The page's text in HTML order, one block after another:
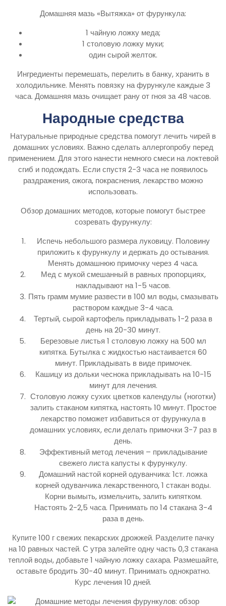
Домашняя мазь «Вытяжка» от фурункула:
1 чайную ложку меда;
1 столовую ложку муки;
один сырой желток.
Ингредиенты перемешать, перелить в банку, хранить в
холодильнике. Менять повязку на фурункуле каждые 3
часа. Домашняя мазь очищает рану от гноя за 48 часов.
Народные средства
Натуральные природные средства помогут лечить чирей в
домашних условиях. Важно сделать аллергопробу перед
применением. Для этого нанести немного смеси на локтевой
сгиб и подождать. Если спустя 2-3 часа не появилось
раздражения, ожога, покраснения, лекарство можно
использовать.
Обзор домашних методов, которые помогут быстрее
созревать фурункулу:
Испечь небольшого размера луковицу. Половину
приложить к фурункулу и держать до остывания.
Менять домашнюю примочку через 4 часа.
Мед с мукой смешанный в равных пропорциях,
накладывают на 1-5 часов.
Пять грамм мумие развести в 100 мл воды, смазывать
раствором каждые 3-4 часа.
Тертый, сырой картофель прикладывать 1-2 раза в
день на 20-30 минут.
Березовые листья 1 столовую ложку на 500 мл
кипятка. Бутылка с жидкостью настаивается 60
минут. Прикладывать в виде примочек.
Кашицу из дольки чеснока прикладывать на 10-15
минут для лечения.
Столовую ложку сухих цветков календулы (ноготки)
залить стаканом кипятка, настоять 10 минут. Простое
лекарство поможет избавиться от фурункула в
домашних условиях, если делать примочки 3-7 раз в
день.
Эффективный метод лечения – прикладывание
свежего листа капусты к фурункулу.
Домашний настой корней одуванчика: 1ст. ложка
корней одуванчика лекарственного, 1 стакан воды.
Корни вымыть, измельчить, залить кипятком.
Настоять 2-2,5 часа. Принимать по 14 стакана 3-4
раза в день.
Купите 100 г свежих пекарских дрожжей. Разделите пачку
на 10 равных частей. С утра залейте одну часть 0,3 стакана
теплой воды, добавьте 1 чайную ложку сахара. Размешайте,
оставьте бродить 30-40 минут. Принимать однократно.
Курс лечения 10 дней.